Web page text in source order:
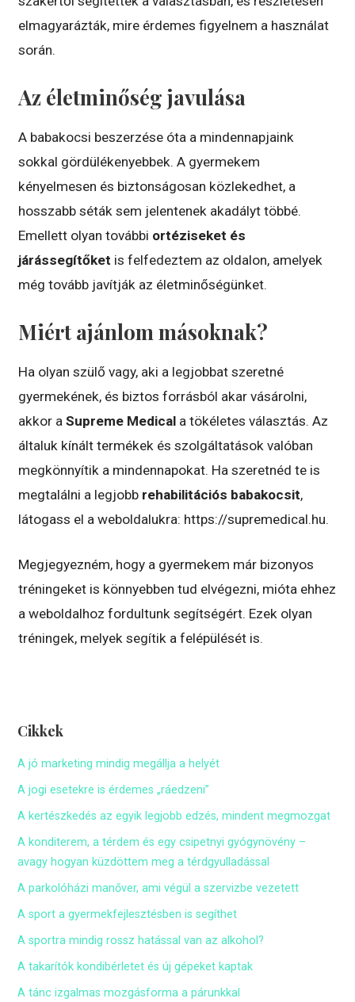
elmagyarázták, mire érdemes figyelnem a használat
során.
Az életminőség javulása
A babakocsi beszerzése óta a mindennapjaink
sokkal gördülékenyebbek. A gyermekem
kényelmesen és biztonságosan közlekedhet, a
hosszabb séták sem jelentenek akadályt többé.
Emellett olyan további ortéziseket és
járássegítőket is felfedeztem az oldalon, amelyek
még tovább javítják az életminőségünket.
Miért ajánlom másoknak?
Ha olyan szülő vagy, aki a legjobbat szeretné
gyermekének, és biztos forrásból akar vásárolni,
akkor aSupreme Medical a tökéletes választás. Az
általuk kínált termékek és szolgáltatások valóban
megkönnyítik a mindennapokat. Ha szeretnéd te is
megtalálni a legjobb rehabilitációs babakocsit,
látogass el a weboldalukra: https://supremedical.hu.
Megjegyezném, hogy a gyermekem már bizonyos
tréningeket is könnyebben tud elvégezni, mióta ehhez
a weboldalhoz fordultunk segítségért. Ezek olyan
tréningek, melyek segítik a felépülését is.
Cikkek
A jó marketing mindig megállja a helyét
A jogi esetekre is érdemes „ráedzeni”
A kertészkedés az egyik legjobb edzés, mindent megmozgat
A konditerem, a térdem és egy csipetnyi gyógynövény –
avagy hogyan küzdöttem meg a térdgyulladással
A parkolóházi manőver, ami végül a szervizbe vezetett
A sport a gyermekfejlesztésben is segíthet
A sportra mindig rossz hatással van az alkohol?
A takarítók kondibérletet és új gépeket kaptak
A tánc izgalmas mozgásforma a párunkkal